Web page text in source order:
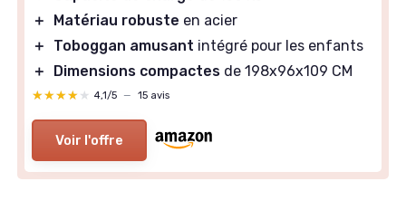
＋
Matériau robuste en acier
＋
Toboggan amusant intégré pour les enfants
＋
Dimensions compactes de 198x96x109 CM
★★★★★
★★★★★ 4,1/5 — 15 avis
Voir l'offre